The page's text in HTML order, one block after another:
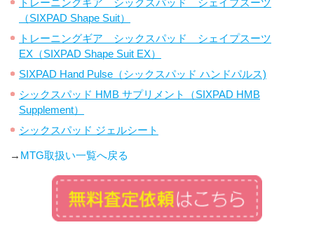
トレーニングギア シックスパッド シェイプスーツ
（SIXPAD Shape Suit）
トレーニングギア シックスパッド シェイプスーツ
EX（SIXPAD Shape Suit EX）
SIXPAD Hand Pulse（シックスパッド ハンドパルス)
シックスパッド HMB サプリメント（SIXPAD HMB
Supplement）
シックスパッド ジェルシート
→ MTG取扱い一覧へ戻る